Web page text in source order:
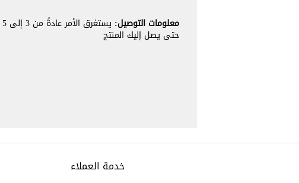
معلومات التوصيل:
حتى يصل إليك المنتج
خدمة العملاء